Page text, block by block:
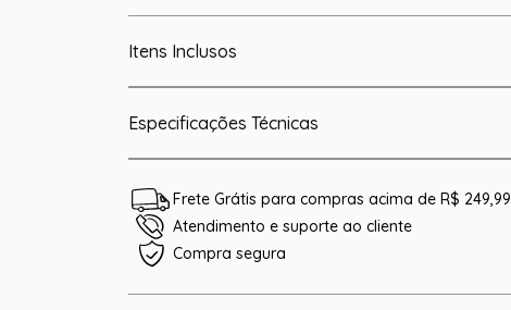
Itens Inclusos
Especificações Técnicas
Frete Grátis para compras acima de R$ 249,99
Atendimento e suporte ao cliente
Compra segura